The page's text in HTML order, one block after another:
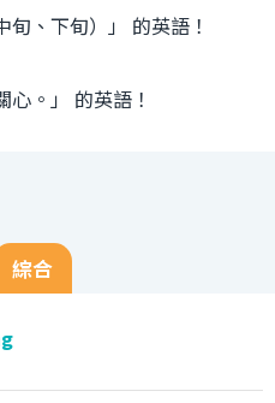
、下旬）」 的英語！
。」 的英語！
綜合